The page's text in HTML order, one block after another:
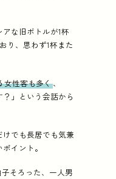
な旧ボトルが1杯
り、思わず1杯また
女性客も多く、
？」という会話から
でも長居でも気兼
イント。
そろった、一人男